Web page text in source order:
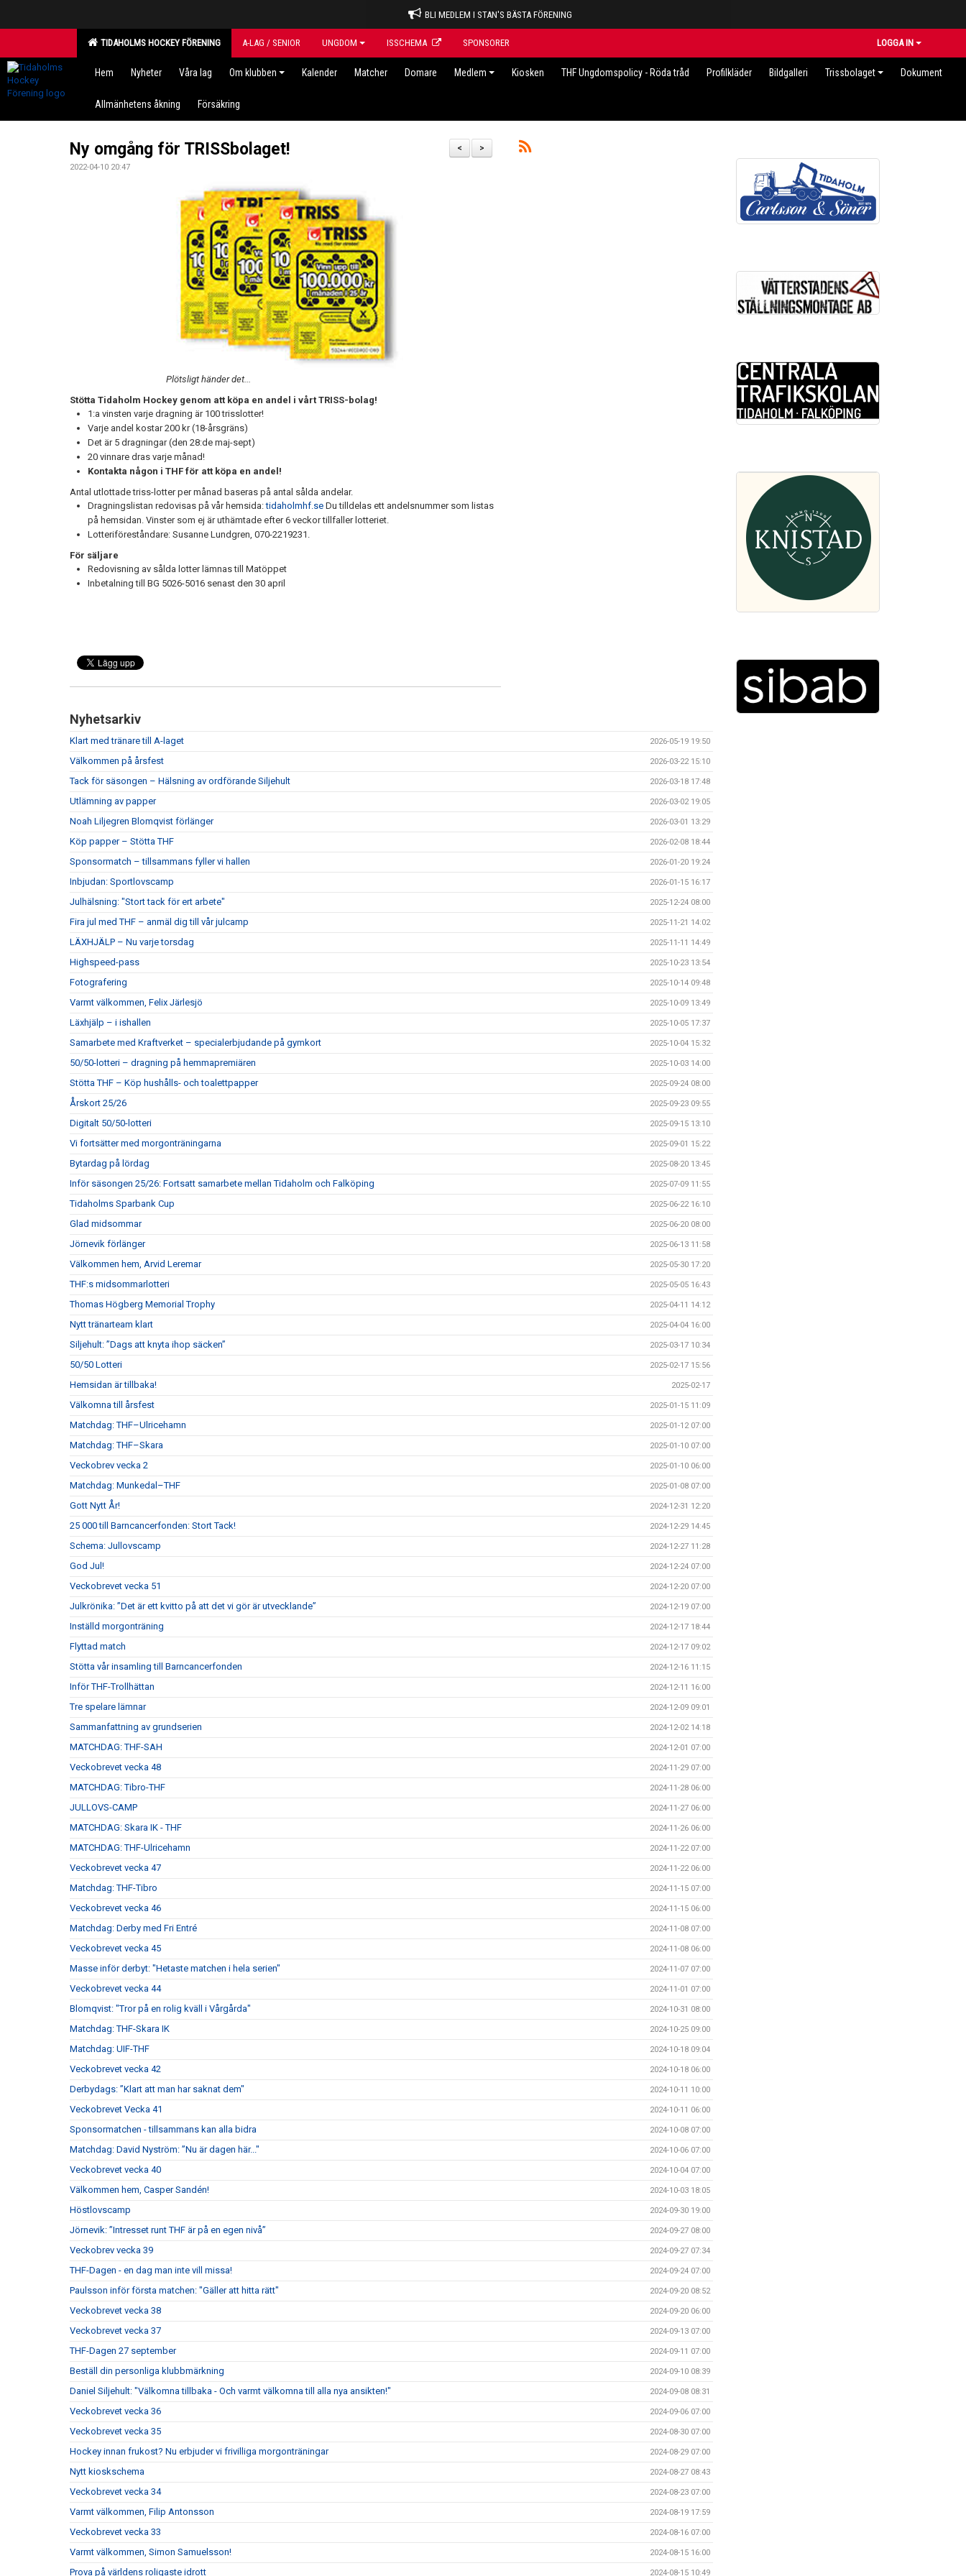
BLI MEDLEM I STAN'S BÄSTA FÖRENING
TIDAHOLMS HOCKEY FÖRENING A-LAG / SENIOR UNGDOM ISSCHEMA SPONSORER LOGGA IN
Hem Nyheter Våra lag Om klubben Kalender Matcher Domare Medlem Kiosken THF Ungdomspolicy - Röda tråd Profilkläder Bildgalleri Trissbolaget Dokument
Allmänhetens åkning Försäkring
>
<
Ny omgång för TRISSbolaget!
2022-04-10 20:47
Plötsligt händer det...
Stötta Tidaholm Hockey genom att köpa en andel i vårt TRISS-bolag!
1:a vinsten varje dragning är 100 trisslotter!
Varje andel kostar 200 kr (18-årsgräns)
Det är 5 dragningar (den 28:de maj-sept)
20 vinnare dras varje månad!
Kontakta någon i THF för att köpa en andel!
Antal utlottade triss-lotter per månad baseras på antal sålda andelar.
Dragningslistan redovisas på vår hemsida:tidaholmhf.se Du tilldelas ett andelsnummer som listas
på hemsidan. Vinster som ej är uthämtade efter 6 veckor tillfaller lotteriet.
Lotteriföreståndare: Susanne Lundgren, 070-2219231.
För säljare
Redovisning av sålda lotter lämnas till Matöppet
Inbetalning till BG 5026-5016 senast den 30 april
Nyhetsarkiv
Klart med tränare till A-laget 2026-05-19 19:50
Välkommen på årsfest 2026-03-22 15:10
Tack för säsongen – Hälsning av ordförande Siljehult 2026-03-18 17:48
Utlämning av papper 2026-03-02 19:05
Noah Liljegren Blomqvist förlänger 2026-03-01 13:29
Köp papper – Stötta THF 2026-02-08 18:44
Sponsormatch – tillsammans fyller vi hallen 2026-01-20 19:24
Inbjudan: Sportlovscamp 2026-01-15 16:17
Julhälsning: "Stort tack för ert arbete" 2025-12-24 08:00
Fira jul med THF – anmäl dig till vår julcamp 2025-11-21 14:02
LÄXHJÄLP – Nu varje torsdag 2025-11-11 14:49
Highspeed-pass 2025-10-23 13:54
Fotografering 2025-10-14 09:48
Varmt välkommen, Felix Järlesjö 2025-10-09 13:49
Läxhjälp – i ishallen 2025-10-05 17:37
Samarbete med Kraftverket – specialerbjudande på gymkort 2025-10-04 15:32
50/50-lotteri – dragning på hemmapremiären 2025-10-03 14:00
Stötta THF – Köp hushålls- och toalettpapper 2025-09-24 08:00
Årskort 25/26 2025-09-23 09:55
Digitalt 50/50-lotteri 2025-09-15 13:10
Vi fortsätter med morgonträningarna 2025-09-01 15:22
Bytardag på lördag 2025-08-20 13:45
Inför säsongen 25/26: Fortsatt samarbete mellan Tidaholm och Falköping 2025-07-09 11:55
Tidaholms Sparbank Cup 2025-06-22 16:10
Glad midsommar 2025-06-20 08:00
Jörnevik förlänger 2025-06-13 11:58
Välkommen hem, Arvid Leremar 2025-05-30 17:20
THF:s midsommarlotteri 2025-05-05 16:43
Thomas Högberg Memorial Trophy 2025-04-11 14:12
Nytt tränarteam klart 2025-04-04 16:00
Siljehult: ”Dags att knyta ihop säcken” 2025-03-17 10:34
50/50 Lotteri 2025-02-17 15:56
Hemsidan är tillbaka! 2025-02-17
Välkomna till årsfest 2025-01-15 11:09
Matchdag: THF–Ulricehamn 2025-01-12 07:00
Matchdag: THF–Skara 2025-01-10 07:00
Veckobrev vecka 2 2025-01-10 06:00
Matchdag: Munkedal–THF 2025-01-08 07:00
Gott Nytt År! 2024-12-31 12:20
25 000 till Barncancerfonden: Stort Tack! 2024-12-29 14:45
Schema: Jullovscamp 2024-12-27 11:28
God Jul! 2024-12-24 07:00
Veckobrevet vecka 51 2024-12-20 07:00
Julkrönika: ”Det är ett kvitto på att det vi gör är utvecklande” 2024-12-19 07:00
Inställd morgonträning 2024-12-17 18:44
Flyttad match 2024-12-17 09:02
Stötta vår insamling till Barncancerfonden 2024-12-16 11:15
Inför THF-Trollhättan 2024-12-11 16:00
Tre spelare lämnar 2024-12-09 09:01
Sammanfattning av grundserien 2024-12-02 14:18
MATCHDAG: THF-SAH 2024-12-01 07:00
Veckobrevet vecka 48 2024-11-29 07:00
MATCHDAG: Tibro-THF 2024-11-28 06:00
JULLOVS-CAMP 2024-11-27 06:00
MATCHDAG: Skara IK - THF 2024-11-26 06:00
MATCHDAG: THF-Ulricehamn 2024-11-22 07:00
Veckobrevet vecka 47 2024-11-22 06:00
Matchdag: THF-Tibro 2024-11-15 07:00
Veckobrevet vecka 46 2024-11-15 06:00
Matchdag: Derby med Fri Entré 2024-11-08 07:00
Veckobrevet vecka 45 2024-11-08 06:00
Masse inför derbyt: "Hetaste matchen i hela serien" 2024-11-07 07:00
Veckobrevet vecka 44 2024-11-01 07:00
Blomqvist: "Tror på en rolig kväll i Vårgårda" 2024-10-31 08:00
Matchdag: THF-Skara IK 2024-10-25 09:00
Matchdag: UIF-THF 2024-10-18 09:04
Veckobrevet vecka 42 2024-10-18 06:00
Derbydags: ”Klart att man har saknat dem" 2024-10-11 10:00
Veckobrevet Vecka 41 2024-10-11 06:00
Sponsormatchen - tillsammans kan alla bidra 2024-10-08 07:00
Matchdag: David Nyström: ”Nu är dagen här..." 2024-10-06 07:00
Veckobrevet vecka 40 2024-10-04 07:00
Välkommen hem, Casper Sandén! 2024-10-03 18:05
Höstlovscamp 2024-09-30 19:00
Jörnevik: ”Intresset runt THF är på en egen nivå” 2024-09-27 08:00
Veckobrev vecka 39 2024-09-27 07:34
THF-Dagen - en dag man inte vill missa! 2024-09-24 07:00
Paulsson inför första matchen: "Gäller att hitta rätt" 2024-09-20 08:52
Veckobrevet vecka 38 2024-09-20 06:00
Veckobrevet vecka 37 2024-09-13 07:00
THF-Dagen 27 september 2024-09-11 07:00
Beställ din personliga klubbmärkning 2024-09-10 08:39
Daniel Siljehult: "Välkomna tillbaka - Och varmt välkomna till alla nya ansikten!" 2024-09-08 08:31
Veckobrevet vecka 36 2024-09-06 07:00
Veckobrevet vecka 35 2024-08-30 07:00
Hockey innan frukost? Nu erbjuder vi frivilliga morgonträningar 2024-08-29 07:00
Nytt kioskschema 2024-08-27 08:43
Veckobrevet vecka 34 2024-08-23 07:00
Varmt välkommen, Filip Antonsson 2024-08-19 17:59
Veckobrevet vecka 33 2024-08-16 07:00
Varmt välkommen, Simon Samuelsson! 2024-08-15 16:00
Prova på världens roligaste idrott 2024-08-15 10:49